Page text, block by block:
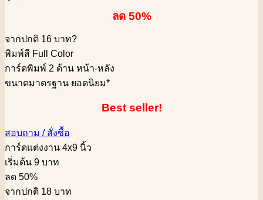
ลด 50%
จากปกติ 16 บาท?
พิมพ์สี Full Color
การ์ดพิมพ์ 2 ด้าน หน้า-หลัง
ขนาดมาตรฐาน ยอดนิยม*
Best seller!
สอบถาม / สั่งซื้อ
การ์ดแต่งงาน 4x9 นิ้ว
เริ่มต้น 9 บาท
ลด 50%
จากปกติ 18 บาท